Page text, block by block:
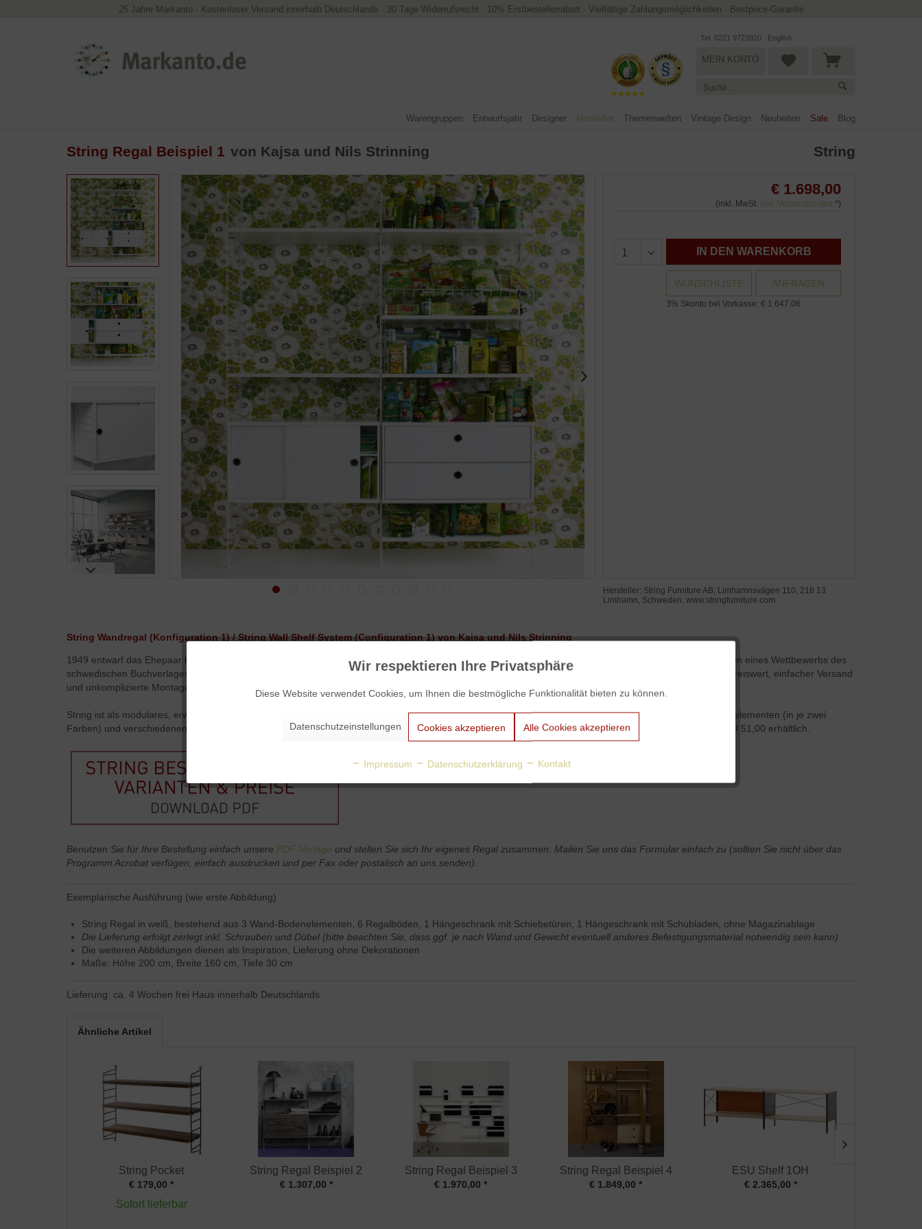
25 Jahre Markanto · Kostenloser Versand innerhalb Deutschlands · 30 Tage Widerrufsrecht · 10% Erstbestellerrabatt · Vielfältige Zahlungsmöglichkeiten · Bestprice-Garantie
Tel. 0221 9723920 English
MEIN KONTO
Warengruppen Entwurfsjahr Designer Hersteller Themenwelten Vintage Design Neuheiten Sale Blog
String Regal Beispiel 1 von Kajsa und Nils Strinning String
€ 1.698,00
(inkl. MwSt. inkl. Versandkosten *)
IN DEN WARENKORB
WUNSCHLISTE ANFRAGEN
3% Skonto bei Vorkasse: € 1.647,06
Hersteller: String Furniture AB, Limhamnsvägen 110, 216 13
Limhamn, Schweden, www.stringfurniture.com
String Wandregal (Konfiguration 1) / String Wall Shelf System (Configuration 1) von Kajsa und Nils Strinning
1949 entwarf das Ehepaar Kajsa und Nils Strinning mit dem String-Regal einen Klassiker, der sich heute immer noch größter Beliebtheit erfreut. Im Rahmen eines Wettbewerbs des
schwedischen Buchverlages
gewannen die damals direkt den ersten Preis für seinen Entwurf. Denn String erfüllte alle Kriterien: preiswert, einfacher Versand
und unkomplizierte Montage.
String ist als modulares, erweiterbares System konzipiert. Daher ist das hier gezeigte Beispiel exemplarisch zu verstehen. Sie könnenzwischen drei Seitenelementen (in je zwei
Farben) und verschiedenen Fachböden und Hängeschränken (in fünf Farben bzw. Holz-Furnieren) wählen. Einzelne String-Elemente sind schon ab EURO 51,00 erhältlich.
Benutzen Sie für Ihre Bestellung einfach unsere PDF-Vorlage und stellen Sie sich Ihr eigenes Regal zusammen. Mailen Sie uns das Formular einfach zu (sollten Sie nicht über das
Programm Acrobat verfügen, einfach ausdrucken und per Fax oder postalisch an uns senden).
Exemplarische Ausführung (wie erste Abbildung)
String Regal in weiß, bestehend aus 3 Wand-Bodenelementen, 6 Regalböden, 1 Hängeschrank mit Schiebetüren, 1 Hängeschrank mit Schubladen, ohne Magazinablage
Die Lieferung erfolgt zerlegt inkl. Schrauben und Dübel (bitte beachten Sie, dass ggf. je nach Wand und Gewicht eventuell anderes Befestigungsmaterial notwendig sein kann)
Die weiteren Abbildungen dienen als Inspiration, Lieferung ohne Dekorationen
Maße: Höhe 200 cm, Breite 160 cm, Tiefe 30 cm
Lieferung: ca. 4 Wochen frei Haus innerhalb Deutschlands
Ähnliche Artikel
String Pocket
€ 179,00 *
Sofort lieferbar
String Regal Beispiel 2
€ 1.307,00 *
String Regal Beispiel 3
€ 1.970,00 *
String Regal Beispiel 4
€ 1.849,00 *
ESU Shelf 1OH
€ 2.365,00 *
Personalisierung
Wir respektieren Ihre Privatsphäre
Diese Website verwendet Cookies, um Ihnen die bestmögliche Funktionalität bieten zu können.
Datenschutzeinstellungen Cookies akzeptieren Alle Cookies akzeptieren
Impressum Datenschutzerklärung Kontakt